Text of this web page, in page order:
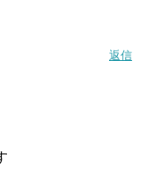
返信